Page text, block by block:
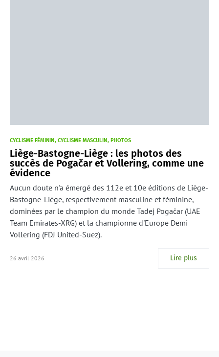
CYCLISME FÉMININ CYCLISME MASCULIN PHOTOS
Liège-Bastogne-Liège : les photos des
succès de Pogačar et Vollering, comme une
évidence
Aucun doute n'a émergé des 112e et 10e éditions de Liège-
Bastogne-Liège, respectivement masculine et féminine,
dominées par le champion du monde Tadej Pogačar (UAE
Team Emirates-XRG) et la championne d'Europe Demi
Vollering (FDJ United-Suez).
26 avril 2026 Lire plus